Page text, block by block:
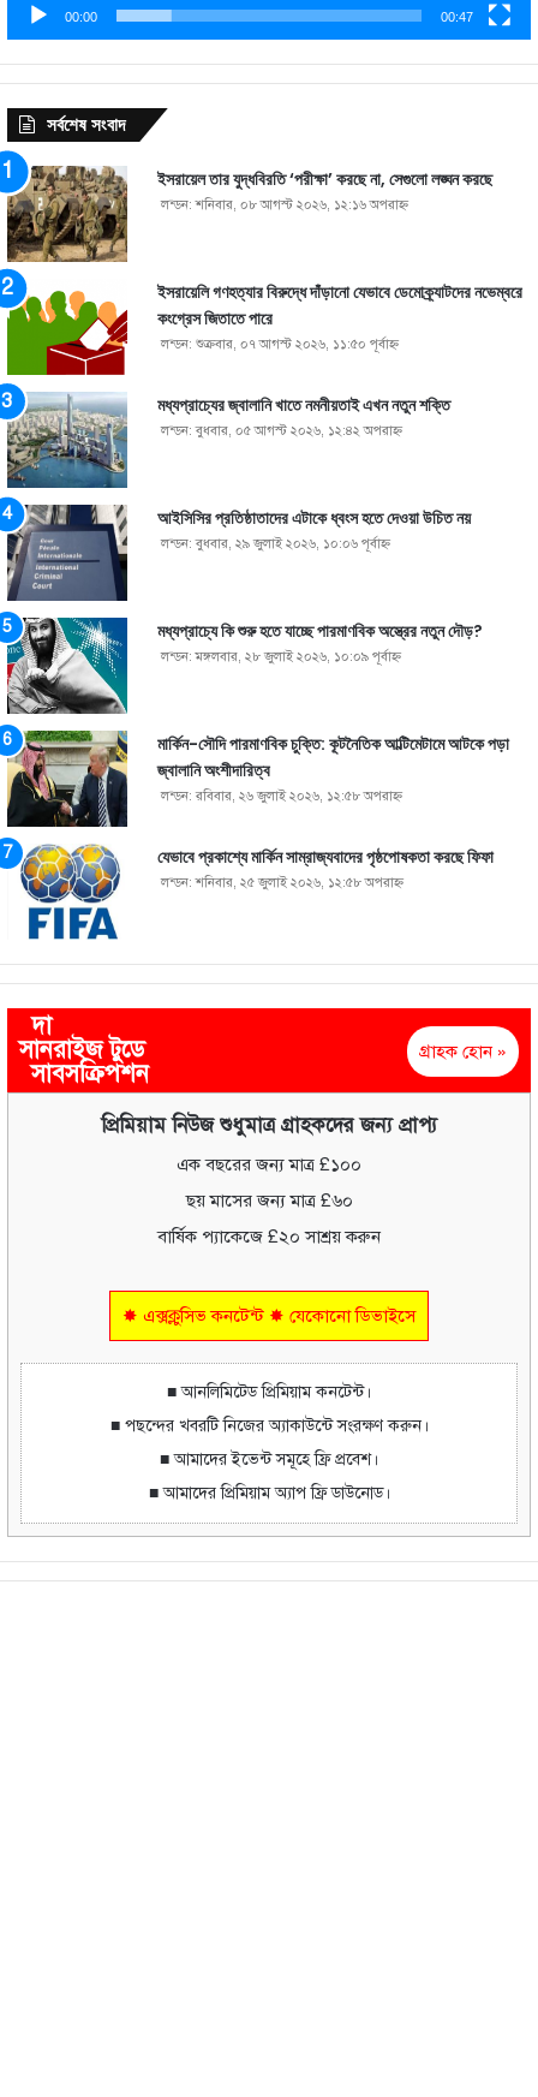
00:00 00:47
সর্বশেষ সংবাদ
ইসরায়েল তার যুদ্ধবিরতি ‘পরীক্ষা’ করছে না, সেগুলো লঙ্ঘন করছে
লন্ডন: শনিবার, ০৮ আগস্ট ২০২৬, ১২:১৬ অপরাহ্ণ
ইসরায়েলি গণহত্যার বিরুদ্ধে দাঁড়ানো যেভাবে ডেমোক্র্যাটদের নভেম্বরে
কংগ্রেস জিতাতে পারে
লন্ডন: শুক্রবার, ০৭ আগস্ট ২০২৬, ১১:৫০ পূর্বাহ্ণ
মধ্যপ্রাচ্যের জ্বালানি খাতে নমনীয়তাই এখন নতুন শক্তি
লন্ডন: বুধবার, ০৫ আগস্ট ২০২৬, ১২:৪২ অপরাহ্ণ
আইসিসির প্রতিষ্ঠাতাদের এটাকে ধ্বংস হতে দেওয়া উচিত নয়
লন্ডন: বুধবার, ২৯ জুলাই ২০২৬, ১০:০৬ পূর্বাহ্ণ
মধ্যপ্রাচ্যে কি শুরু হতে যাচ্ছে পারমাণবিক অস্ত্রের নতুন দৌড়?
লন্ডন: মঙ্গলবার, ২৮ জুলাই ২০২৬, ১০:০৯ পূর্বাহ্ণ
মার্কিন-সৌদি পারমাণবিক চুক্তি: কূটনৈতিক আল্টিমেটামে আটকে পড়া
জ্বালানি অংশীদারিত্ব
লন্ডন: রবিবার, ২৬ জুলাই ২০২৬, ১২:৫৮ অপরাহ্ণ
যেভাবে প্রকাশ্যে মার্কিন সাম্রাজ্যবাদের পৃষ্ঠপোষকতা করছে ফিফা
লন্ডন: শনিবার, ২৫ জুলাই ২০২৬, ১২:৫৮ অপরাহ্ণ
দা
সানরাইজ টুডে
সাবসক্রিপশন
গ্রাহক হোন »
প্রিমিয়াম নিউজ শুধুমাত্র গ্রাহকদের জন্য প্রাপ্য
এক বছরের জন্য মাত্র £১০০
ছয় মাসের জন্য মাত্র £৬০
বার্ষিক প্যাকেজে £২০ সাশ্রয় করুন
✸ এক্সক্লুসিভ কনটেন্ট ✸ যেকোনো ডিভাইসে
■ আনলিমিটেড প্রিমিয়াম কনটেন্ট।
■ পছন্দের খবরটি নিজের অ্যাকাউন্টে সংরক্ষণ করুন।
■ আমাদের ইভেন্ট সমূহে ফ্রি প্রবেশ।
■ আমাদের প্রিমিয়াম অ্যাপ ফ্রি ডাউনোড।